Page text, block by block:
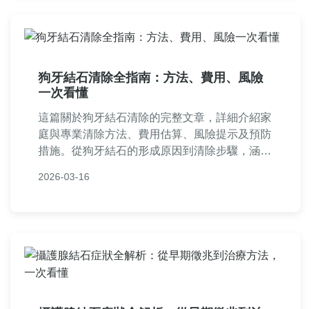
狗牙結石清除全指南：方法、費用、風險
一次看懂
這篇關於狗牙結石清除的完整文章，詳細介紹家
庭與專業清除方法、費用估算、風險提示及預防
措施。從狗牙結石的形成原因到清除步驟，涵蓋
健康。內容基於實際經驗，避免空洞理論，提供
2026-03-16